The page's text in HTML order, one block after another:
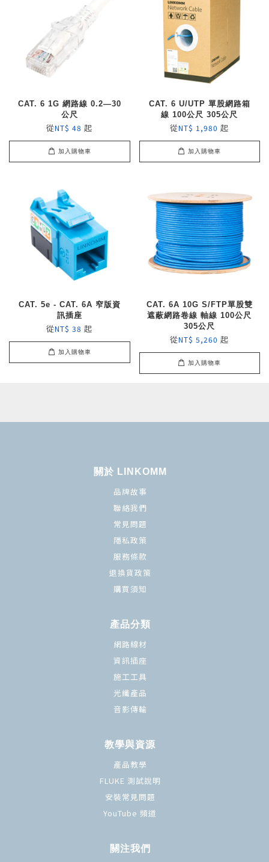
CAT. 6 1G 網路線 0.2—30
公尺
從NT$ 48起
加入購物車
CAT. 6 U/UTP 單股網路箱
線 100公尺 305公尺
從NT$ 1,980起
加入購物車
CAT. 5e - CAT. 6A 窄版資
訊插座
從NT$ 38起
加入購物車
CAT. 6A 10G S/FTP單股雙
遮蔽網路卷線 軸線 100公尺
305公尺
從NT$ 5,260起
加入購物車
關於 LINKOMM
品牌故事
聯絡我們
常見問題
隱私政策
服務條款
退換貨政策
購買須知
產品分類
網路線材
資訊插座
施工工具
光纖產品
音影傳輸
教學與資源
產品教學
FLUKE 測試說明
安裝常見問題
YouTube 頻道
關注我們